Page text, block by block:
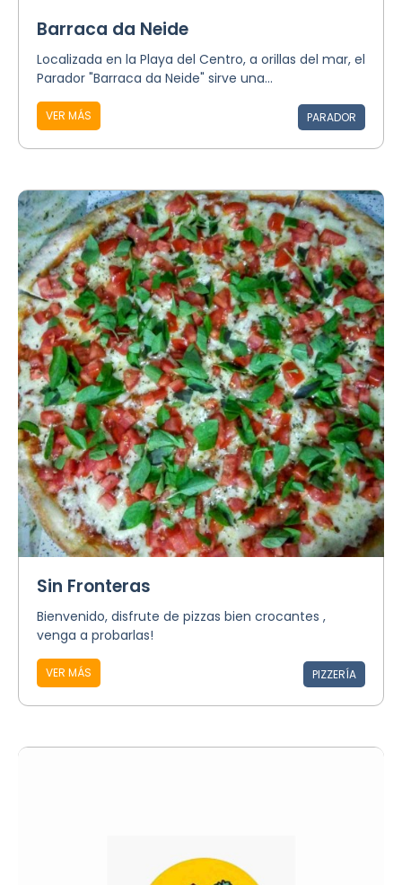
Barraca da Neide
Localizada en la Playa del Centro, a orillas del mar, el
Parador "Barraca da Neide" sirve una...
VER MÁS PARADOR
Sin Fronteras
Bienvenido, disfrute de pizzas bien crocantes ,
venga a probarlas!
VER MÁS PIZZERÍA